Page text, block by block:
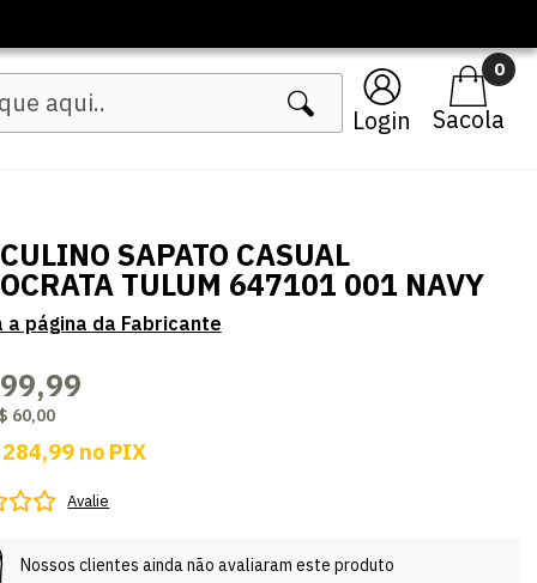
Login
0
SAPATO CASUAL
TULUM 647101 001 NAVY
60,00
284,99 no PIX
Avalie
Nossos clientes ainda não avaliaram este produto